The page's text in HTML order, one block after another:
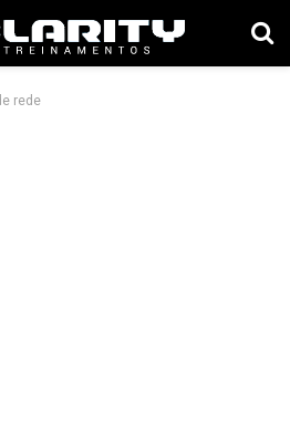
rede